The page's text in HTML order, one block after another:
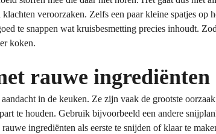
veroorzaken. Zelfs een paar kleine spatjes op
te snappen wat kruisbesmetting precies inhoudt.
koken.
rauwe ingrediënten
in de keuken. Ze zijn vaak de grootste
te houden. Gebruik bijvoorbeeld een andere
ingrediënten als eerste te snijden of klaar te